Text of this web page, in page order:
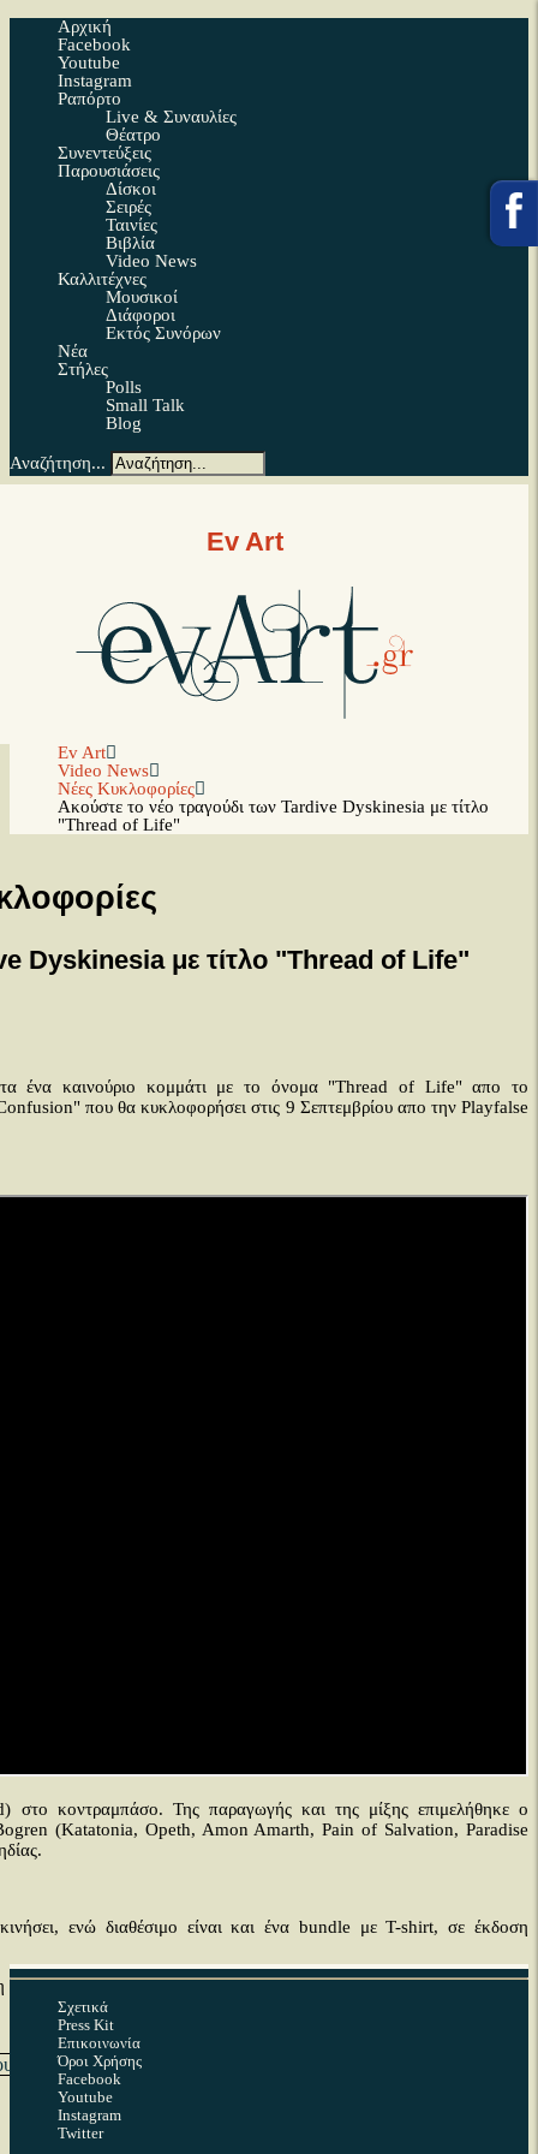
Αρχική
Facebook
Youtube
Instagram
Ραπόρτο
Live & Συναυλίες
Θέατρο
Συνεντεύξεις
Παρουσιάσεις
Δίσκοι
Σειρές
Ταινίες
Βιβλία
Video News
Καλλιτέχνες
Μουσικοί
Διάφοροι
Εκτός Συνόρων
Νέα
Στήλες
Polls
Small Talk
Blog
Αναζήτηση...
Ev Art
Ev Art
Video News
Νέες Κυκλοφορίες
Ακούστε το νέο τραγούδι των Tardive Dyskinesia με τίτλο
"Thread of Life"
Dyskinesia με τίτλο "Thread of Life"
ένα καινούριο κομμάτι με το όνομα "Thread of Life" απο το
που θα κυκλοφορήσει στις 9 Σεπτεμβρίου απο την Playfalse
κοντραμπάσο. Της παραγωγής και της μίξης επιμελήθηκε ο
(Katatonia, Opeth, Amon Amarth, Pain of Salvation, Paradise
ενώ διαθέσιμο είναι και ένα bundle με T-shirt, σε έκδοση
ενημερώσεις που επίκεινται στο προσεχές διάστημα.
Linkedin
Σχετικά
Press Kit
Επικοινωνία
Όροι Χρήσης
Facebook
Youtube
Instagram
Twitter